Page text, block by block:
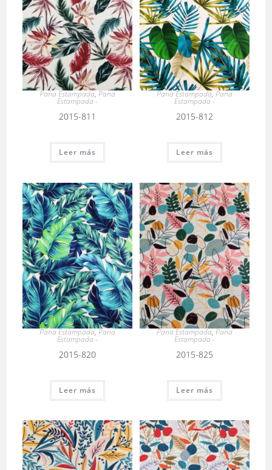
Pana Estampada,Pana
Estampada -
2015-811
Leer más
Pana Estampada,Pana
Estampada -
2015-812
Leer más
Pana Estampada,Pana
Estampada -
2015-820
Leer más
Pana Estampada,Pana
Estampada -
2015-825
Leer más